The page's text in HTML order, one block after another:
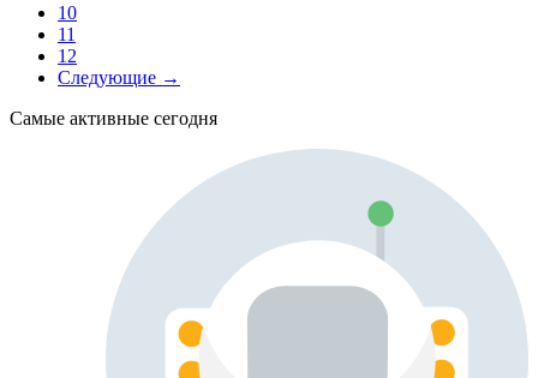
10
11
12
Следующие →
Самые активные сегодня